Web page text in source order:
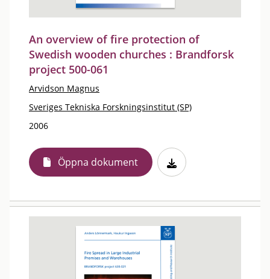
An overview of fire protection of
Swedish wooden churches : Brandforsk
project 500-061
Arvidson Magnus
Sveriges Tekniska Forskningsinstitut (SP)
2006
Öppna dokument